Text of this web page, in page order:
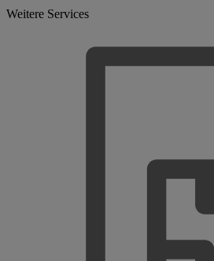
Weitere Services